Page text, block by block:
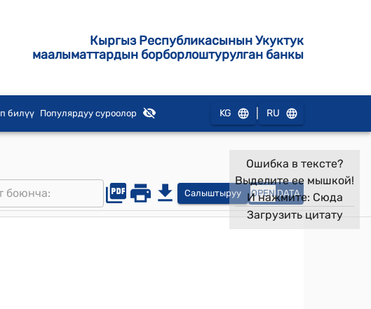
Кыргыз Республикасынын Укуктук
маалыматтардын борборлоштурулган банкы
билүү Популярдуу суроолор KG RU
Салыштыруу OPEN DATA
Ошибка в тексте?
Выделите ее мышкой!
И нажмите: Сюда
Загрузить цитату